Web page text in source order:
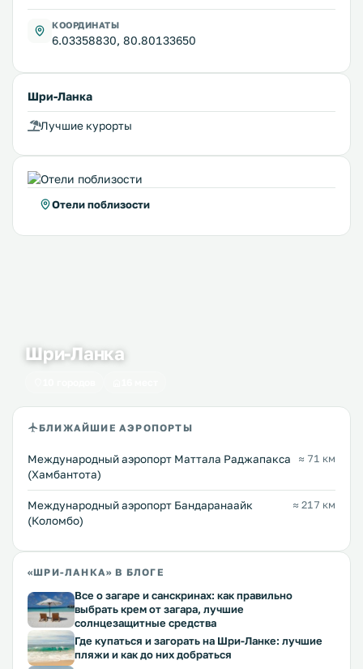
КООРДИНАТЫ
6.03358830, 80.80133650
Шри-Ланка
Лучшие курорты
Отели поблизости
Шри-Ланка
БЛИЖАЙШИЕ АЭРОПОРТЫ
Международный аэропорт Маттала Раджапакса
(Хамбантота)
≈ 71 км
Международный аэропорт Бандаранаайк
(Коломбо)
≈ 217 км
«ШРИ-ЛАНКА» В БЛОГЕ
Все о загаре и санскринах: как правильно
выбрать крем от загара, лучшие
солнцезащитные средства
Где купаться и загорать на Шри-Ланке: лучшие
пляжи и как до них добраться